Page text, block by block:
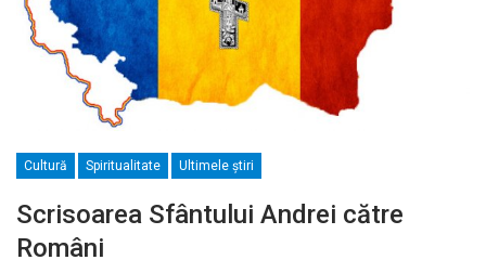
Cultură Spiritualitate Ultimele ştiri
Scrisoarea Sfântului Andrei către
Români